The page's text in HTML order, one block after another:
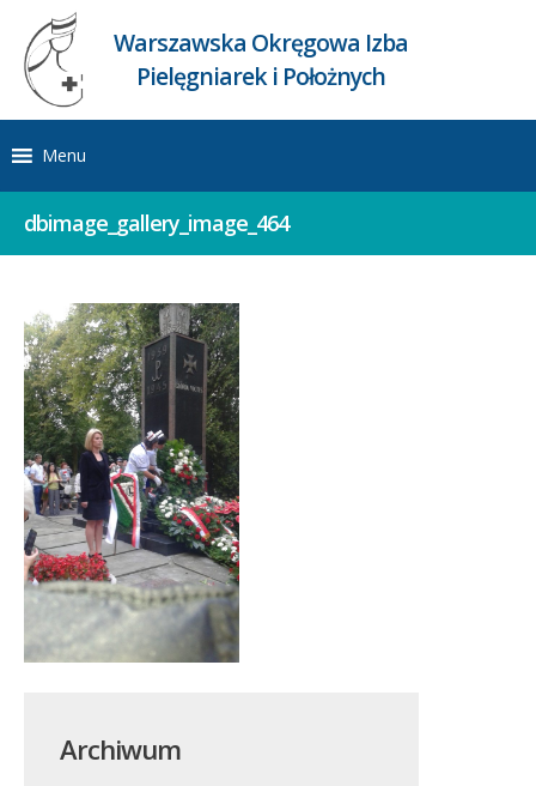
Warszawska Okręgowa Izba
Pielęgniarek i Położnych
Menu
dbimage_gallery_image_464
Archiwum